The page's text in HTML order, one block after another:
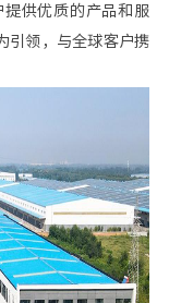
供优质的产品和服
引领，与全球客户携